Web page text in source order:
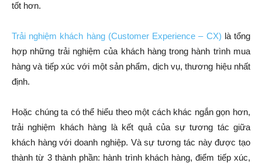
tốt hơn.
Trải nghiệm khách hàng (Customer Experience – CX) là tổng
hợp những trải nghiệm của khách hàng trong hành trình mua
hàng và tiếp xúc với một sản phẩm, dịch vụ, thương hiệu nhất
định.
Hoặc chúng ta có thể hiểu theo một cách khác ngắn gọn hơn,
trải nghiệm khách hàng là kết quả của sự tương tác giữa
khách hàng với doanh nghiệp. Và sự tương tác này được tạo
thành từ 3 thành phần: hành trình khách hàng, điểm tiếp xúc,